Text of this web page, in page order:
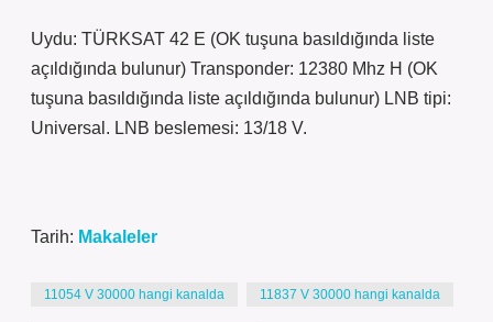
Uydu: TÜRKSAT 42 E (OK tuşuna basıldığında liste
açıldığında bulunur) Transponder: 12380 Mhz H (OK
tuşuna basıldığında liste açıldığında bulunur) LNB tipi:
Universal. LNB beslemesi: 13/18 V.
Tarih: Makaleler
11054 V 30000 hangi kanalda 11837 V 30000 hangi kanalda